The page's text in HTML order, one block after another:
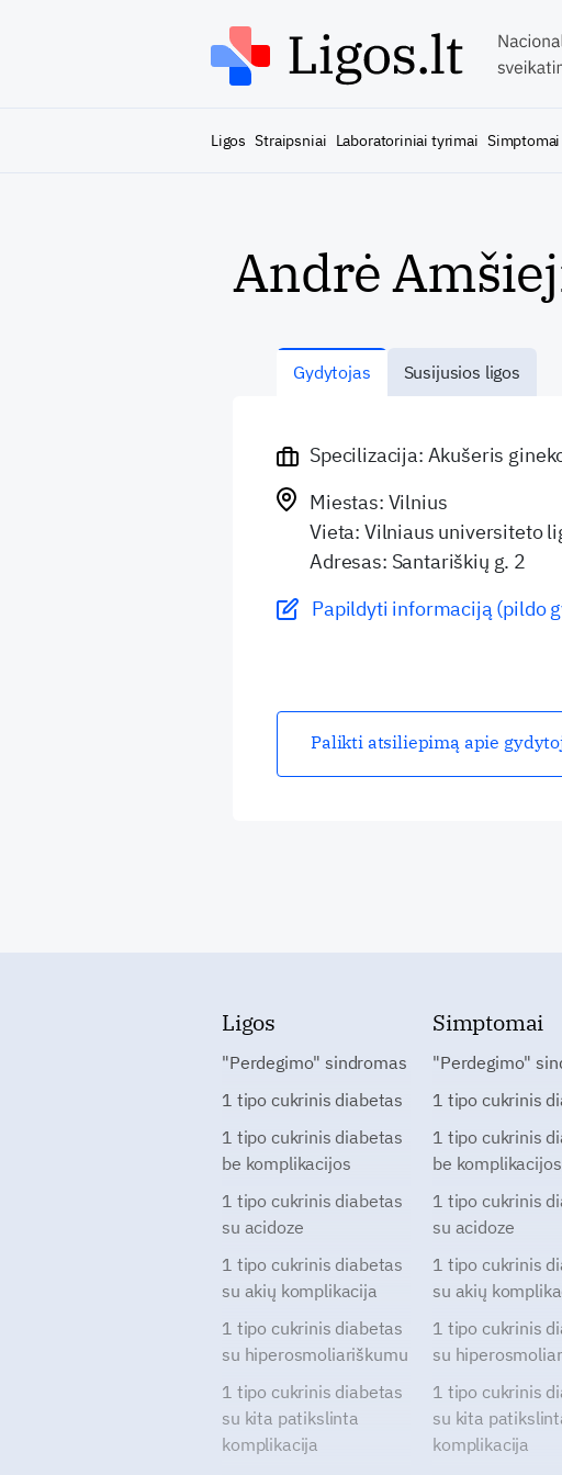
Ligos Straipsniai Laboratoriniai tyrimai Simptomai
Andrė
Gydytojas Susijusios ligos
Specilizacija: Akušeris
Miestas: Vilnius
Vieta: Vilniaus universiteto
Adresas: Santariškių g. 2
Papildyti informaciją (pildo
Palikti atsiliepimą apie
Ligos
"Perdegimo" sindromas
1 tipo cukrinis diabetas
1 tipo cukrinis diabetas
be komplikacijos
1 tipo cukrinis diabetas
su acidoze
1 tipo cukrinis diabetas
su akių komplikacija
1 tipo cukrinis diabetas
su hiperosmoliariškumu
1 tipo cukrinis diabetas
su kita patikslinta
komplikacija
Simptomai
"Perdegimo"
1 tipo cukrinis
1 tipo cukrinis
be komplikacijos
1 tipo cukrinis
su acidoze
1 tipo cukrinis
su akių
1 tipo cukrinis
su
1 tipo cukrinis
su kita
komplikacija